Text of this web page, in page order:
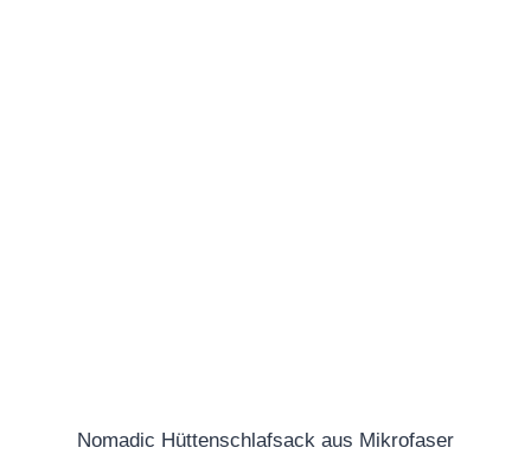
Nomadic Hüttenschlafsack aus Mikrofaser